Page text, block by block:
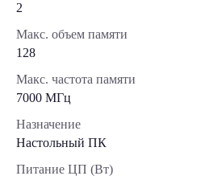
2
Макс. объем памяти
128
Макс. частота памяти
7000 МГц
Назначение
Настольный ПК
Питание ЦП (Вт)